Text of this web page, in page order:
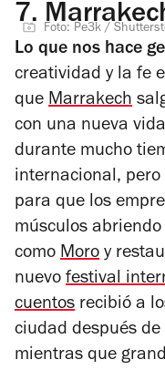
7. Foto: Pe3k /
Lo que nos hace
creatividad y la fe
que Marrakech
con una nueva
durante mucho
internacional, pero
para que los
músculos
como Moro y
nuevo festival
cuentos recibió a
ciudad después
mientras que